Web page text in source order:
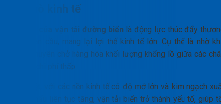
Vai trò kinh tế
Vai trò của vận tải đường biển là động lực thúc đẩy
mại toàn cầu, mang lại lợi thế kinh tế lớn. Cụ thể là nhờ
năng chuyên chở hàng hóa khối lượng khổng lồ giữa các
lục với chi phí thấp.
Đặc biệt, với các nền kinh tế có độ mở lớn và kim ngạch
nhập khẩu liên tục tăng, vận tải biển trở thành yếu tố, giúp